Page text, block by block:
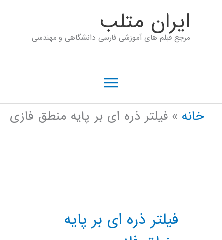
ايران متلب
مرجع فیلم های آموزشی فارسی دانشگاهی و مهندسی
فهرست
اصلی
خانه فیلتر ذره ای بر پایه منطق فازی
فیلتر ذره ای بر پایه